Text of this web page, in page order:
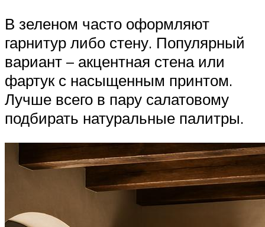
В зеленом часто оформляют
гарнитур либо стену. Популярный
вариант – акцентная стена или
фартук с насыщенным принтом.
Лучше всего в пару салатовому
подбирать натуральные палитры.